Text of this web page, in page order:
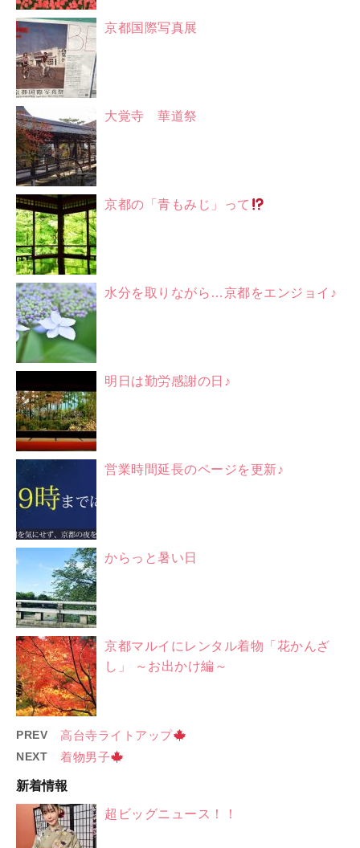
京都国際写真展
大覚寺 華道祭
京都の「青もみじ」って
水分を取りながら…京都をエンジョイ♪
明日は勤労感謝の日♪
営業時間延長のページを更新♪
からっと暑い日
京都マルイにレンタル着物「花かんざ
し」 ～お出かけ編～
PREV 高台寺ライトアップ
NEXT 着物男子
新着情報
超ビッグニュース！！